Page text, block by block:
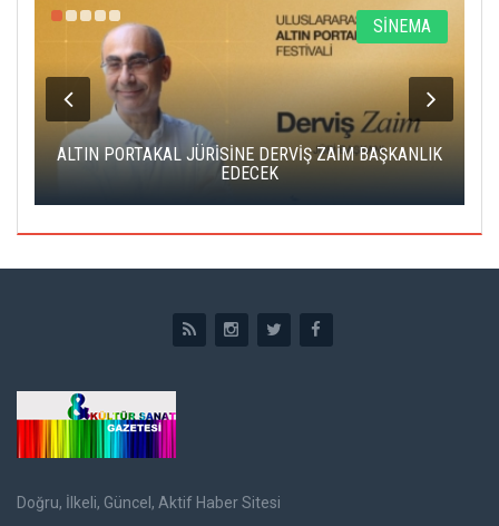
SİNEMA
ALTIN PORTAKAL JÜRİSİNE DERVİŞ ZAİM BAŞKANLIK
EDECEK
Doğru, İlkeli, Güncel, Aktif Haber Sitesi